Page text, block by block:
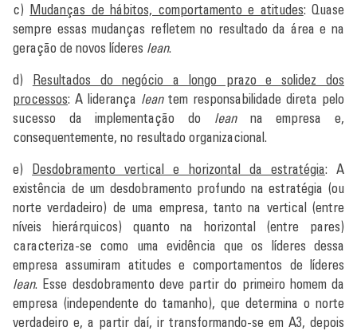
c) Mudanças de hábitos, comportamento e atitudes: Quase
sempre essas mudanças refletem no resultado da área e na
geração de novos líderes lean.
d) Resultados do negócio a longo prazo e solidez dos
processos: A liderança leantem responsabilidade direta pelo
sucesso da implementação do leanna empresa e,
consequentemente, no resultado organizacional.
e) Desdobramento vertical e horizontal da estratégia: A
existência de um desdobramento profundo na estratégia (ou
norte verdadeiro) de uma empresa, tanto na vertical (entre
níveis hierárquicos) quanto na horizontal (entre pares)
caracteriza-se como uma evidência que os líderes dessa
empresa assumiram atitudes e comportamentos de líderes
lean. Esse desdobramento deve partir do primeiro homem da
empresa (independente do tamanho), que determina o norte
verdadeiro e, a partir daí, ir transformando-se em A3, depois